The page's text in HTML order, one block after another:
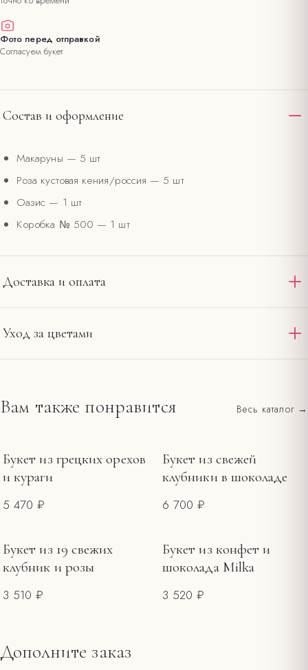
Фото перед отправкой
Согласуем букет
Состав и оформление
Макаруны — 5 шт
Роза кустовая кения/россия — 5 шт
Оазис — 1 шт
Коробка № 500 — 1 шт
Доставка и оплата
Доставляем по Омску и области круглосуточно. Стандартная
Все тарифы и зоны →
Уход за цветами
Держите букет вдали от прямого солнца, сквозняков и
Меняйте воду каждые 1–2 дня, обновляйте срез.
Вам также понравится Весь каталог →
Букет из грецких орехов
и кураги
5 470 ₽
Букет из свежей
клубники в шоколаде
6 700 ₽
Букет из 19 свежих
клубник и розы
3 510 ₽
Букет из конфет и
шоколада Milka
3 520 ₽
Дополните заказ